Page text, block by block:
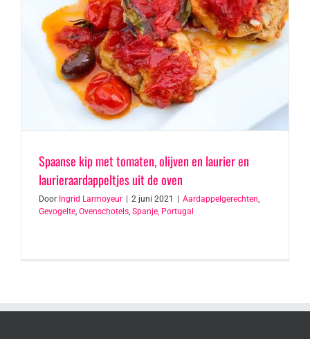
Spaanse kip met tomaten, olijven en laurier en
laurieraardappeltjes uit de oven
Door Ingrid Larmoyeur 2 juni 2021 Aardappelgerechten,
Gevogelte, Ovenschotels, Spanje, Portugal